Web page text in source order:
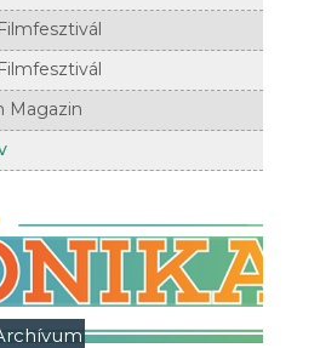
Magazin